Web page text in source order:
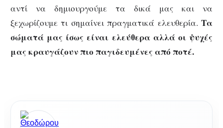
αντί να δημιουργούμε τα δικά μας και να
ξεχωρίζουμε τι σημαίνει πραγματικά ελευθερία. Τα
σώματά μας ίσως είναι ελεύθερα αλλά οι ψυχές
μας κραυγάζουν πιο παγιδευμένες από ποτέ.